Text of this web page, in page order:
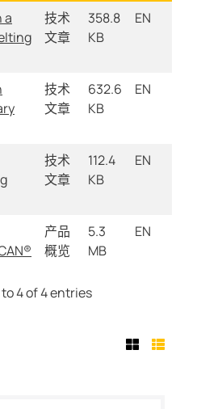
a
技术
文章
358.8
KB
EN
技术
文章
632.6
KB
EN
技术
文章
112.4
KB
EN
产品
概览
5.3
MB
EN
4 of 4 entries